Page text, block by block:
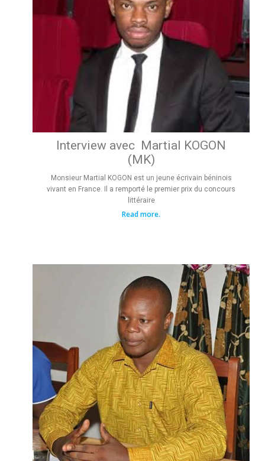
Interview avec Martial KOGON
(MK)
Monsieur Martial KOGON est un jeune écrivain béninois
vivant en France. Il a remporté le premier prix du concours
littéraire
Read more.